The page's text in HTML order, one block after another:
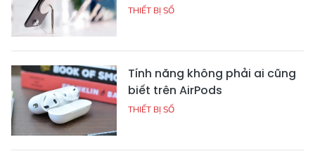
THIẾT BỊ SỐ
Tính năng không phải ai cũng
biết trên AirPods
THIẾT BỊ SỐ